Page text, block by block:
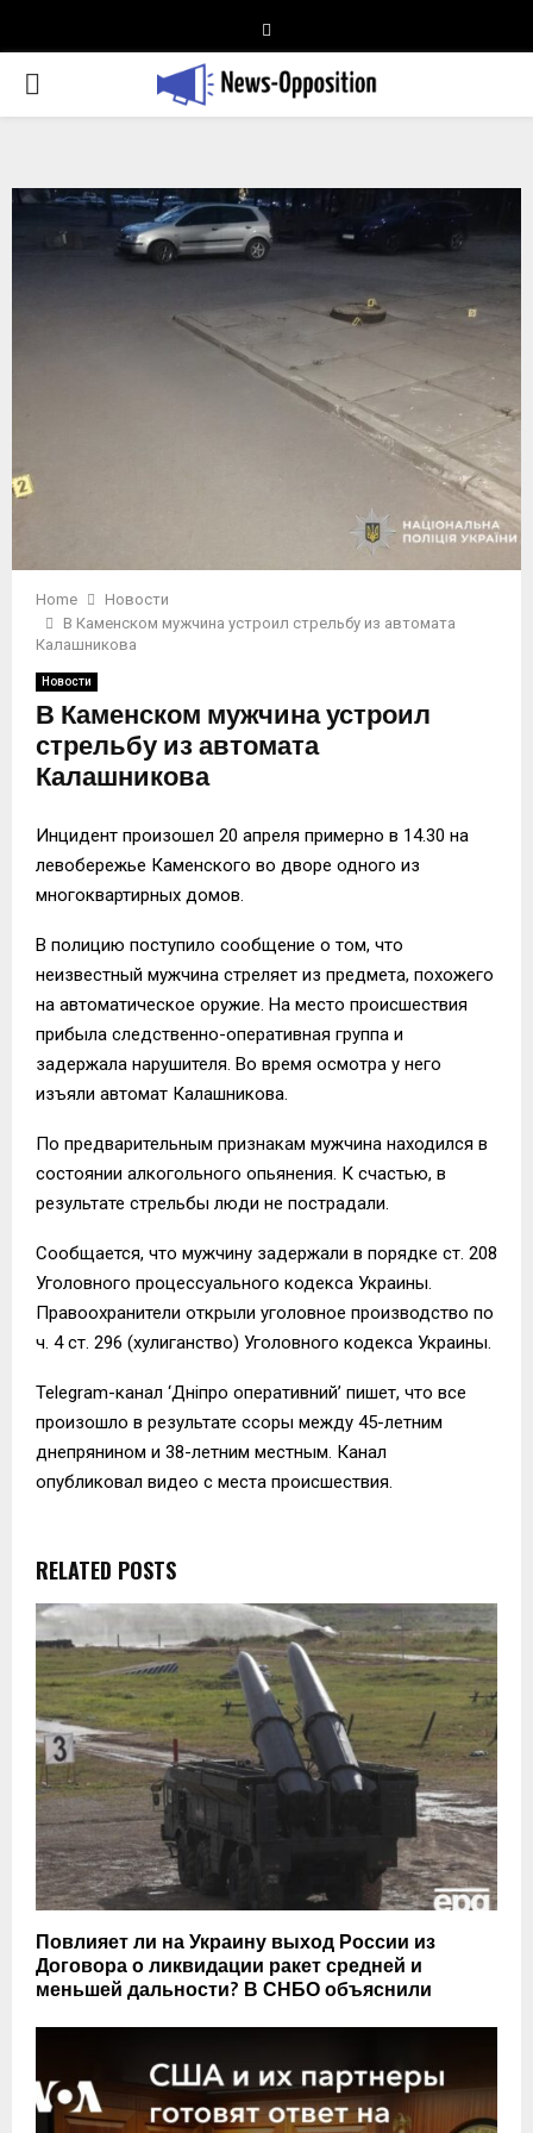
PRIMARY
Home
Новости
В Каменском мужчина устроил стрельбу из автомата
Калашникова
Новости
В Каменском мужчина устроил
стрельбу из автомата
Калашникова
Инцидент произошел 20 апреля примерно в 14.30 на
левобережье Каменского во дворе одного из
многоквартирных домов.
В полицию поступило сообщение о том, что
неизвестный мужчина стреляет из предмета, похожего
на автоматическое оружие. На место происшествия
прибыла следственно-оперативная группа и
задержала нарушителя. Во время осмотра у него
изъяли автомат Калашникова.
По предварительным признакам мужчина находился в
состоянии алкогольного опьянения. К счастью, в
результате стрельбы люди не пострадали.
Сообщается, что мужчину задержали в порядке ст. 208
Уголовного процессуального кодекса Украины.
Правоохранители открыли уголовное производство по
ч. 4 ст. 296 (хулиганство) Уголовного кодекса Украины.
Telegram-канал ‘Дніпро оперативний’ пишет, что все
произошло в результате ссоры между 45-летним
днепрянином и 38-летним местным. Канал
опубликовал видео с места происшествия.
RELATED POSTS
Повлияет ли на Украину выход России из
Договора о ликвидации ракет средней и
меньшей дальности? В СНБО объяснили